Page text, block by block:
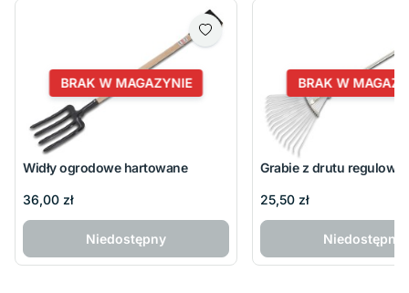
BRAK W MAGAZYNIE
Widły ogrodowe hartowane
36,00 zł
Niedostępny
BRAK W
Grabie z drutu
25,50 zł
Niedostępny